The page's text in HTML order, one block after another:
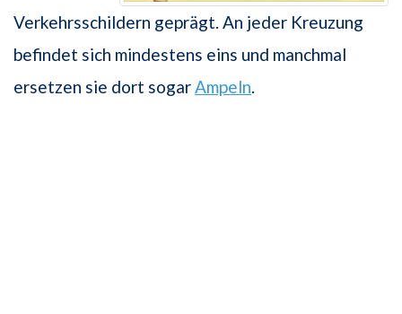
Verkehrsschildern geprägt. An jeder Kreuzung
befindet sich mindestens eins und manchmal
ersetzen sie dort sogarAmpeln.